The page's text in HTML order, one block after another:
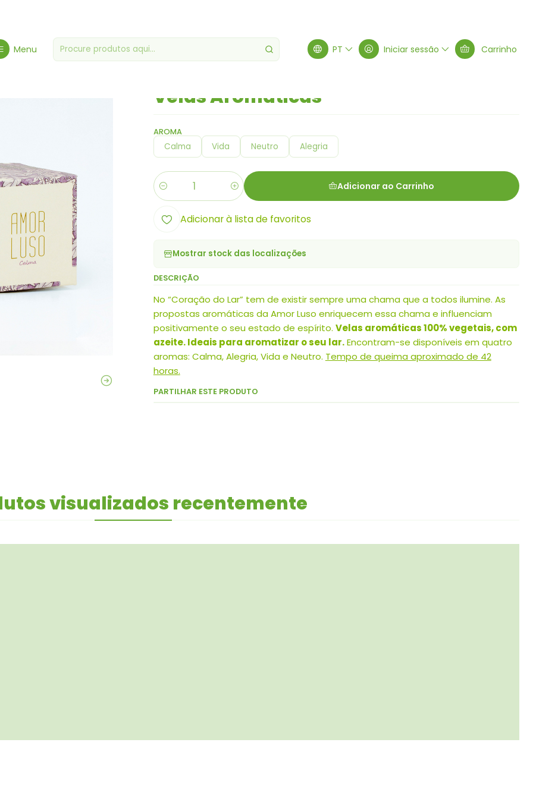
Menu PT Iniciar sessão Carrinho
Velas Aromáticas
AROMA
Calma Vida Neutro Alegria
Quantidade Adicionar ao Carrinho
Adicionar à lista de favoritos
Mostrar stock das localizações
DESCRIÇÃO
No “Coração do Lar” tem de existir sempre uma chama que a todos ilumine. As
propostas aromáticas da Amor Luso enriquecem essa chama e influenciam
positivamente o seu estado de espírito. Velas aromáticas 100% vegetais, com
azeite. Ideais para aromatizar o seu lar.Encontram-se disponíveis em quatro
aromas: Calma, Alegria, Vida e Neutro. Tempo de queima aproximado de 42
horas.
PARTILHAR ESTE PRODUTO
visualizados recentemente